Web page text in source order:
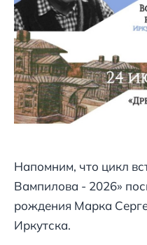
Напомним, что цикл
Вампилова - 2026»
рождения Марка
Иркутска.